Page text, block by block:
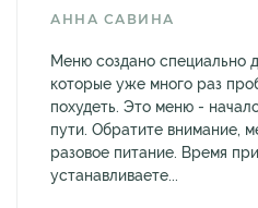
АННА САВИНА
Меню создано специально
которые уже много раз
похудеть. Это меню -
пути. Обратите внимание,
разовое питание. Время
устанавливаете...